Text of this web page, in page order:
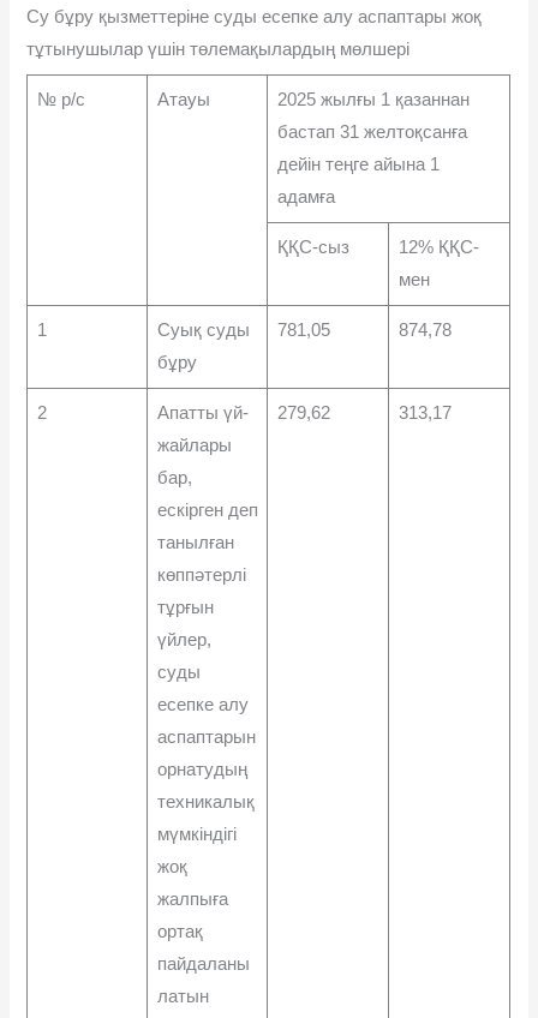
Су бұру қызметтеріне суды есепке алу аспаптары жоқ
тұты­нушылар үшін төлемақылардың мөлшері
№ р/с Атауы
2025 жылғы 1 қазаннан
бастап 31 желтоқсанға
дейін теңге айына 1
адамға
ҚҚС-сыз
12% ҚҚС-
мен
1
Суық суды
бұру
781,05 874,78
2
Апатты үй-
жайлары
бар,
ескірген деп
танылған
көппəтерлі
тұрғын
үйлер,
суды
есепке алу
аспаптарын
орнатудың
техникалық
мүмкіндігі
жоқ
жалпыға
ортақ
пайдаланы
латын
279,62 313,17